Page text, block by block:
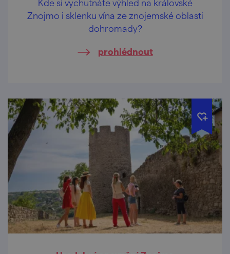
Kde si vychutnáte výhled na královské
Znojmo i sklenku vína ze znojemské oblasti
dohromady?
prohlédnout